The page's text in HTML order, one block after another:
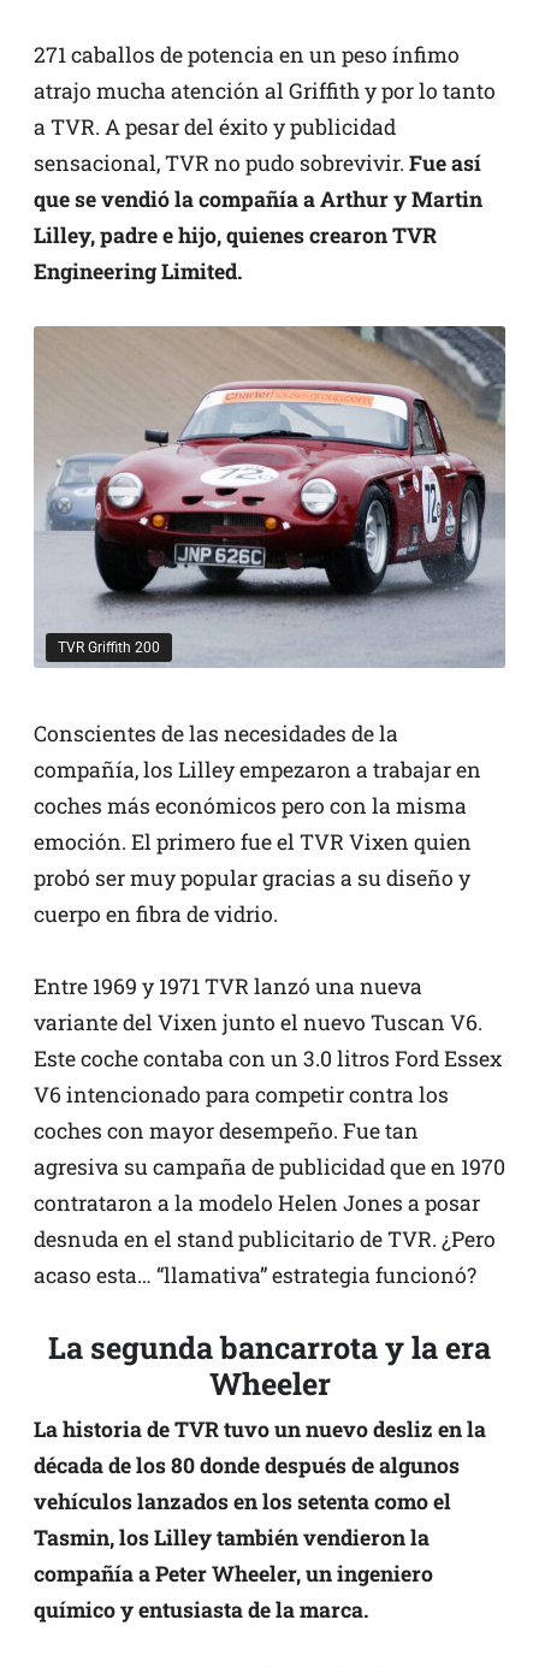
271 caballos de potencia en un peso ínfimo
atrajo mucha atención al Griffith y por lo tanto
a TVR. A pesar del éxito y publicidad
sensacional, TVR no pudo sobrevivir. Fue así
que se vendió la compañía a Arthur y Martin
Lilley, padre e hijo, quienes crearon TVR
Engineering Limited.
TVR Griffith 200
Conscientes de las necesidades de la
compañía, los Lilley empezaron a trabajar en
coches más económicos pero con la misma
emoción. El primero fue el TVR Vixen quien
probó ser muy popular gracias a su diseño y
cuerpo en fibra de vidrio.
Entre 1969 y 1971 TVR lanzó una nueva
variante del Vixen junto el nuevo Tuscan V6.
Este coche contaba con un 3.0 litros Ford Essex
V6 intencionado para competir contra los
coches con mayor desempeño. Fue tan
agresiva su campaña de publicidad que en 1970
contrataron a la modelo Helen Jones a posar
desnuda en el stand publicitario de TVR. ¿Pero
acaso esta… “llamativa” estrategia funcionó?
La segunda bancarrota y la era
Wheeler
La historia de TVR tuvo un nuevo desliz en la
década de los 80 donde después de algunos
vehículos lanzados en los setenta como el
Tasmin, los Lilley también vendieron la
compañía a Peter Wheeler, un ingeniero
químico y entusiasta de la marca.